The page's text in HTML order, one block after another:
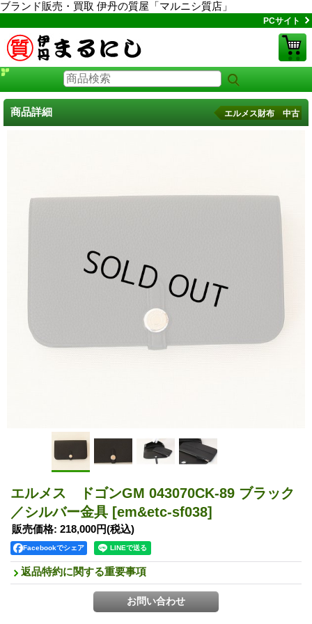
ブランド販売・買取 伊丹の質屋「マルニシ質店」
PCサイト
商品詳細 エルメス財布 中古
エルメス ドゴンGM 043070CK-89 ブラック
／シルバー金具 [em&etc-sf038]
販売価格: 218,000円(税込)
Facebookでシェア
返品特約に関する重要事項